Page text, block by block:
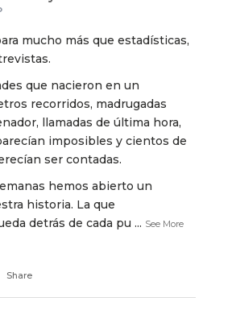
mucho más que estadísticas,
que nacieron en un
recorridos, madrugadas
llamadas de última hora,
imposibles y cientos de
ser contadas.
hemos abierto un
historia. La que
detrás de cada pu ... See More
Share